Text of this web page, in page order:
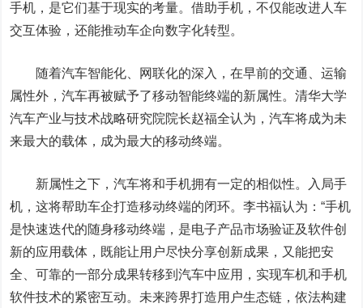
手机，是它们基于现实的考量。借助手机，不仅能改进人车
交互体验，还能推动车企向数字化转型。
随着汽车智能化、网联化的深入，在早前的交通、运输
属性外，汽车再被赋予了移动智能终端的新属性。清华大学
汽车产业与技术战略研究院院长赵福全认为，汽车将成为未
来最大的载体，成为最大的移动终端。
新属性之下，汽车将和手机拥有一定的相似性。入局手
机，这将帮助车企打造移动终端的闭环。李书福认为：“手机
是快速迭代的随身移动终端，是电子产品市场验证及软件创
新的应用载体，既能让用户尽快分享创新成果，又能把安
全、可靠的一部分成果转移到汽车中应用，实现车机和手机
软件技术的紧密互动。未来跨界打造用户生态链，依法构建